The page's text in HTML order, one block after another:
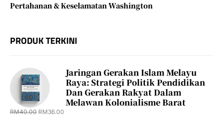
Pertahanan & Keselamatan Washington
PRODUK TERKINI
Jaringan Gerakan Islam Melayu
Raya: Strategi Politik Pendidikan
Dan Gerakan Rakyat Dalam
Melawan Kolonialisme Barat
RM40.00 RM36.00